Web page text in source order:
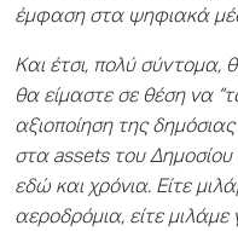
έμφαση στα ψηφιακά
Και έτσι, πολύ σύντομα,
θα είμαστε σε θέση να
αξιοποίηση της
στα assets του Δημοσίου
εδώ και χρόνια. Είτε
αεροδρόμια, είτε μιλάμε